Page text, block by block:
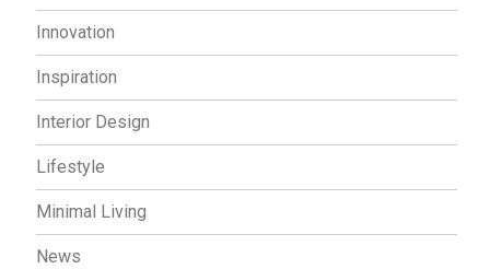
Innovation
Inspiration
Interior Design
Lifestyle
Minimal Living
News